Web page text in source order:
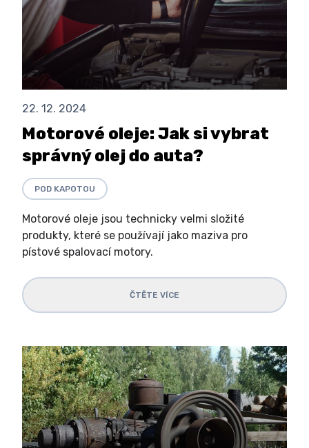
22. 12. 2024
Motorové oleje: Jak si vybrat
správný olej do auta?
POD KAPOTOU
Motorové oleje jsou technicky velmi složité
produkty, které se používají jako maziva pro
pístové spalovací motory.
ČTĚTE VÍCE